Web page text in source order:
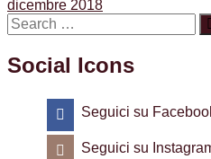
post:
dicembre 2018
Social Icons
Seguici su
Seguici su